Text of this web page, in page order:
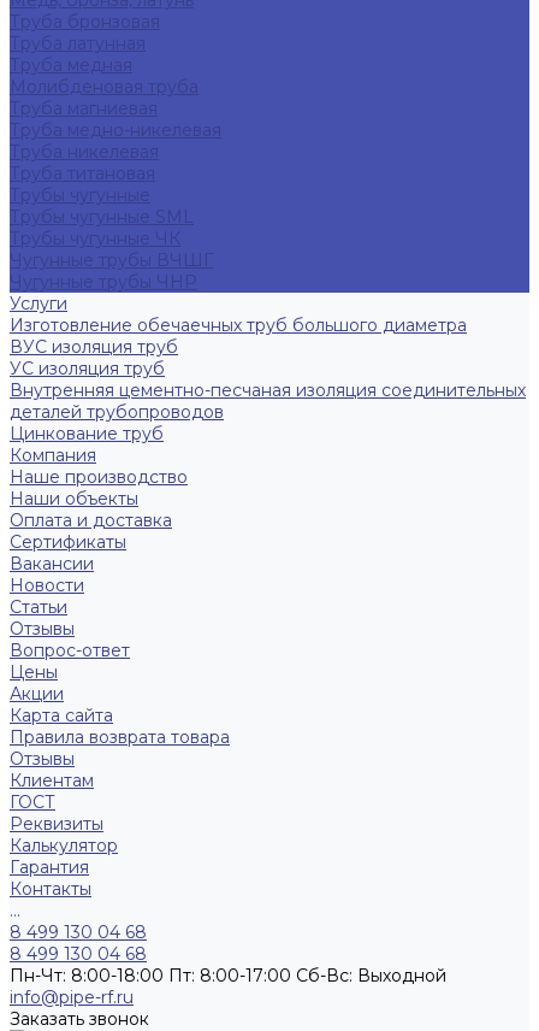
Труба бронзовая
Труба латунная
Труба медная
Молибденовая труба
Труба магниевая
Труба медно-никелевая
Труба никелевая
Труба титановая
Трубы чугунные
Трубы чугунные SML
Трубы чугунные ЧК
Чугунные трубы ВЧШГ
Чугунные трубы ЧНР
Услуги
Изготовление обечаечных труб большого диаметра
ВУС изоляция труб
УС изоляция труб
Внутренняя цементно-песчаная изоляция соединительных
деталей трубопроводов
Цинкование труб
Компания
Наше производство
Наши объекты
Оплата и доставка
Сертификаты
Вакансии
Новости
Статьи
Отзывы
Вопрос-ответ
Цены
Акции
Карта сайта
Правила возврата товара
Отзывы
Клиентам
ГОСТ
Реквизиты
Калькулятор
Гарантия
Контакты
...
8 499 130 04 68
8 499 130 04 68
Пн-Чт: 8:00-18:00 Пт: 8:00-17:00 Сб-Вс: Выходной
info@pipe-rf.ru
Заказать звонок